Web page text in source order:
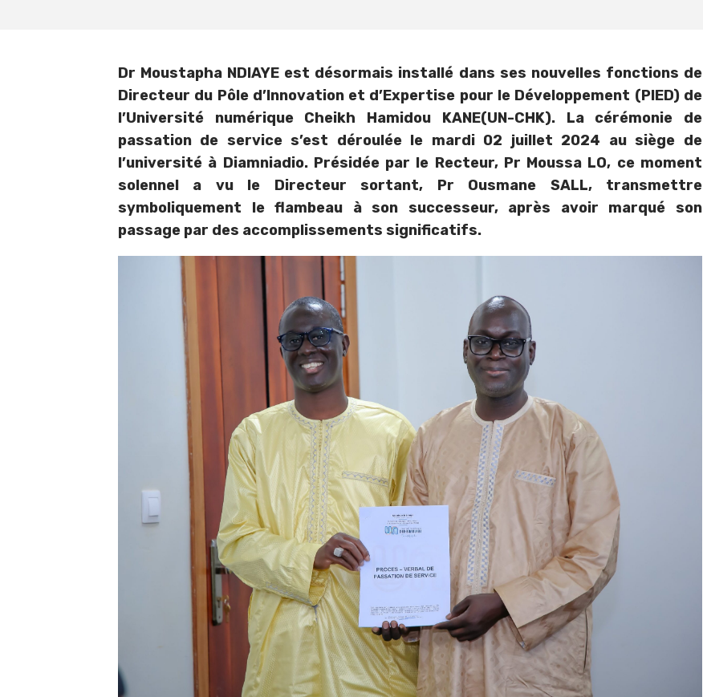
Dr Moustapha NDIAYE est désormais installé dans ses nouvelles fonctions de
Directeur du Pôle d’Innovation et d’Expertise pour le Développement (PIED) de
l’Université numérique Cheikh Hamidou KANE(UN-CHK). La cérémonie de
passation de service s’est déroulée le mardi 02 juillet 2024 au siège de
l’université à Diamniadio. Présidée par le Recteur, Pr Moussa LO, ce moment
solennel a vu le Directeur sortant, Pr Ousmane SALL, transmettre
symboliquement le flambeau à son successeur, après avoir marqué son
passage par des accomplissements significatifs.